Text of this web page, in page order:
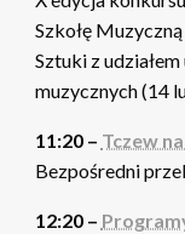
Szkołę
Sztuki z
muzycznych (14
11:20 – Tczew
Bezpośredni
12:20 –